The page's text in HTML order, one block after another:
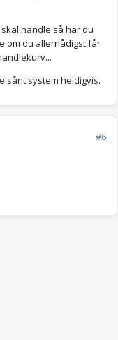
handle så har du
om du allernådigst får
sånt system heldigvis.
#6